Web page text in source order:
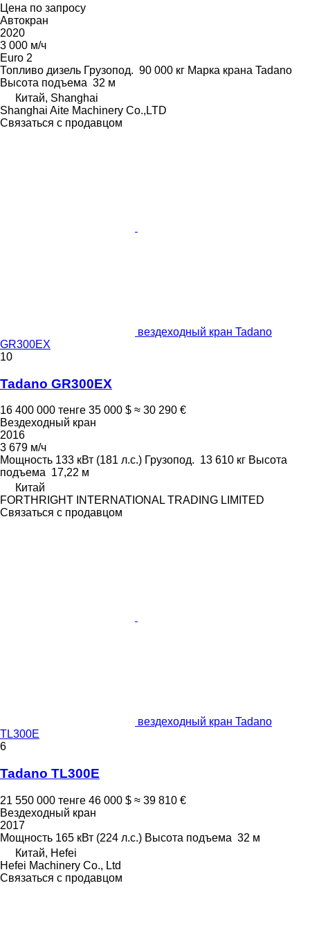
Цена по запросу
Автокран
2020
3 000 м/ч
Euro 2
Топливо дизель Грузопод. 90 000 кг Марка крана Tadano
Высота подъема 32 м
Китай, Shanghai
Shanghai Aite Machinery Co.,LTD
Связаться с продавцом
вездеходный кран Tadano
GR300EX
10
Tadano GR300EX
16 400 000 тенге 35 000 $ ≈ 30 290 €
Вездеходный кран
2016
3 679 м/ч
Мощность 133 кВт (181 л.с.) Грузопод. 13 610 кг Высота
подъема 17,22 м
Китай
FORTHRIGHT INTERNATIONAL TRADING LIMITED
Связаться с продавцом
вездеходный кран Tadano
TL300E
6
Tadano TL300E
21 550 000 тенге 46 000 $ ≈ 39 810 €
Вездеходный кран
2017
Мощность 165 кВт (224 л.с.) Высота подъема 32 м
Китай, Hefei
Hefei Machinery Co., Ltd
Связаться с продавцом